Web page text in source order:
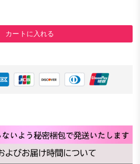
カートに入れる